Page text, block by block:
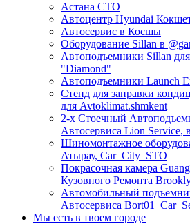
Астана СТО
Автоцентр Hyundai
Автосервис в Косшы
Оборудование Sillan в
Автоподъемники Sillan
"Diamond"
Автоподъемники Launch
Стенд для заправки
для Avtoklimat.shmkent
2-х Стоечный
Автосервиса Lion
Шиномонтажное
Атырау, Car_City_STO
Покрасочная камера
Кузовного Ремонта
Автомобильный
Автосервиса
Мы есть в твоем городе